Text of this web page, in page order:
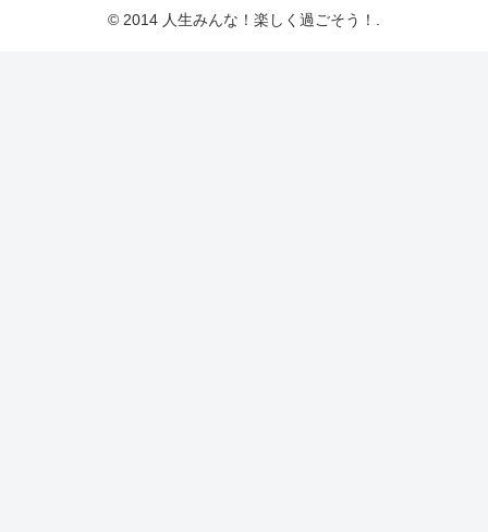
© 2014 人生みんな！楽しく過ごそう！.